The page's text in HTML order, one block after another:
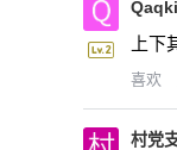
上下
喜欢
村党